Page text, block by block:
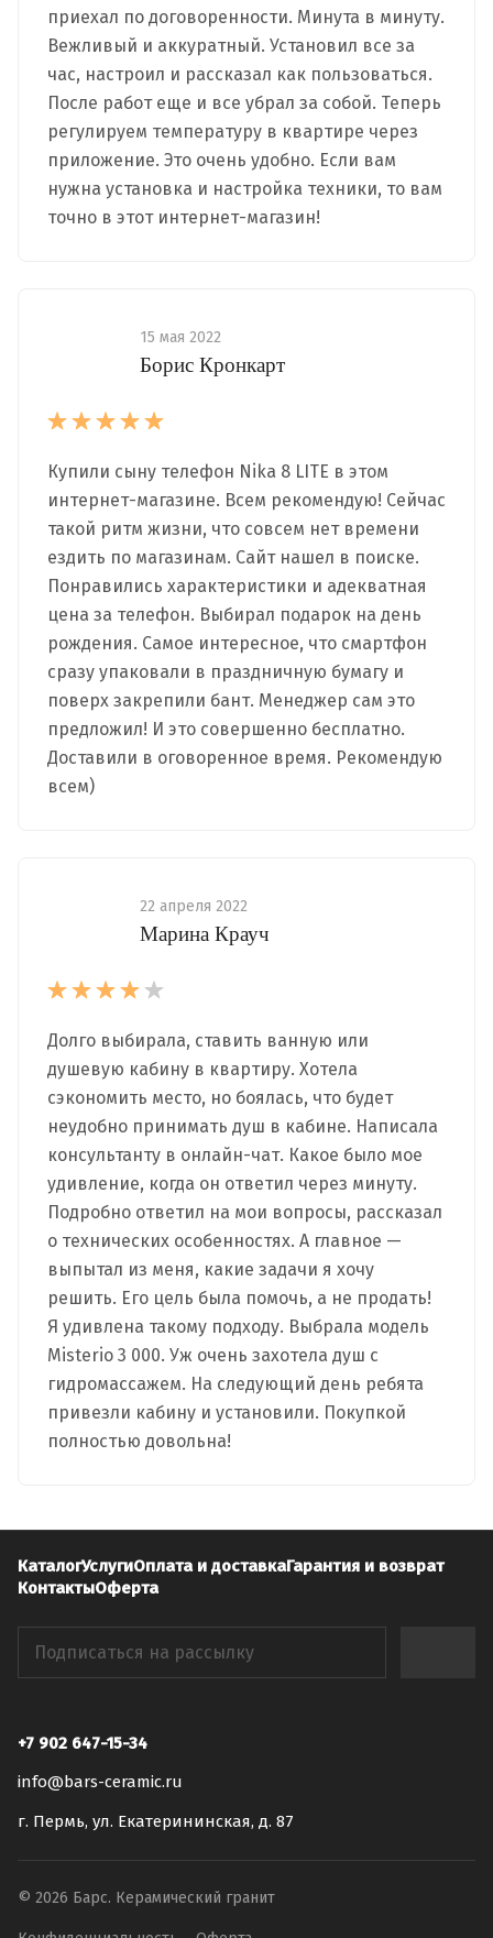
приехал по договоренности. Минута в минуту.
Вежливый и аккуратный. Установил все за
час, настроил и рассказал как пользоваться.
После работ еще и все убрал за собой. Теперь
регулируем температуру в квартире через
приложение. Это очень удобно. Если вам
нужна установка и настройка техники, то вам
точно в этот интернет-магазин!
15 мая 2022
Борис Кронкарт
Купили сыну телефон Nika 8 LITE в этом
интернет-магазине. Всем рекомендую! Сейчас
такой ритм жизни, что совсем нет времени
ездить по магазинам. Сайт нашел в поиске.
Понравились характеристики и адекватная
цена за телефон. Выбирал подарок на день
рождения. Самое интересное, что смартфон
сразу упаковали в праздничную бумагу и
поверх закрепили бант. Менеджер сам это
предложил! И это совершенно бесплатно.
Доставили в оговоренное время. Рекомендую
всем)
22 апреля 2022
Марина Крауч
Долго выбирала, ставить ванную или
душевую кабину в квартиру. Хотела
сэкономить место, но боялась, что будет
неудобно принимать душ в кабине. Написала
консультанту в онлайн-чат. Какое было мое
удивление, когда он ответил через минуту.
Подробно ответил на мои вопросы, рассказал
о технических особенностях. А главное —
выпытал из меня, какие задачи я хочу
решить. Его цель была помочь, а не продать!
Я удивлена такому подходу. Выбрала модель
Misterio 3 000. Уж очень захотела душ с
гидромассажем. На следующий день ребята
привезли кабину и установили. Покупкой
полностью довольна!
КаталогУслугиОплата и доставкаГарантия и возврат
КонтактыОферта
+7 902 647-15-34
info@bars-ceramic.ru
г. Пермь, ул. Екатерининская, д. 87
© 2026 Барс. Керамический гранит